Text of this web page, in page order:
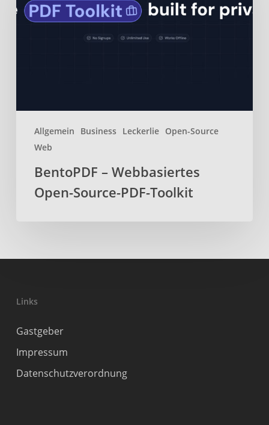
Allgemein Business Leckerlie Open-Source
Web
Open-
Source-
BentoPDF – Webbasiertes
Open-Source-PDF-Toolkit
Links
Gastgeber
Impressum
Datenschutzverordnung